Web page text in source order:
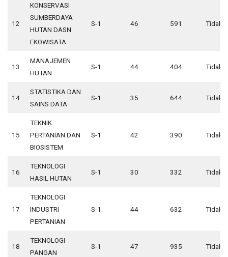
12
KONSERVASI
SUMBERDAYA
HUTAN DASN
EKOWISATA
S-1 46 591 Tidak
13
MANAJEMEN
HUTAN
S-1 44 404 Tidak
14
STATISTIKA DAN
SAINS DATA
S-1 35 644 Tidak
15
TEKNIK
PERTANIAN DAN
BIOSISTEM
S-1 42 390 Tidak
16
TEKNOLOGI
HASIL HUTAN
S-1 30 332 Tidak
17
TEKNOLOGI
INDUSTRI
PERTANIAN
S-1 44 632 Tidak
18
TEKNOLOGI
PANGAN
S-1 47 935 Tidak